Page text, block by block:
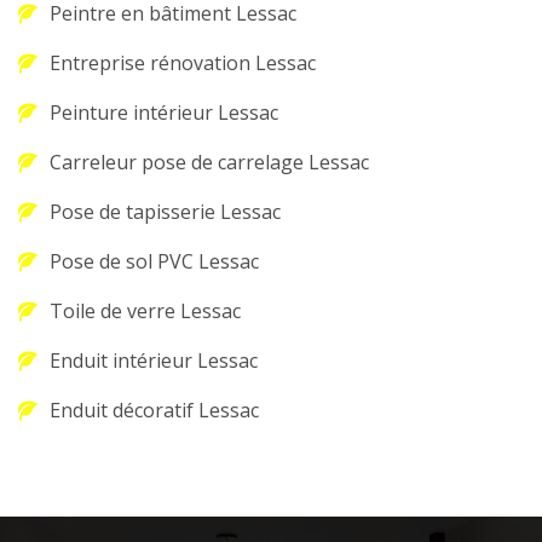
Peintre en bâtiment Lessac
Entreprise rénovation Lessac
Peinture intérieur Lessac
Carreleur pose de carrelage Lessac
Pose de tapisserie Lessac
Pose de sol PVC Lessac
Toile de verre Lessac
Enduit intérieur Lessac
Enduit décoratif Lessac